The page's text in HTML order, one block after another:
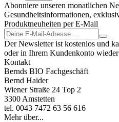
Abonniere unseren monatlichen
Gesundheitsinformationen,
Produktneuheiten per E-Mail
Der Newsletter ist kostenlos und
oder in Ihrem Kundenkonto
Kontakt
Bernds BIO Fachgeschäft
Bernd Haider
Wiener Straße 24 Top 2
3300 Amstetten
tel. 0043 7472 63 56 616
Mehr über...